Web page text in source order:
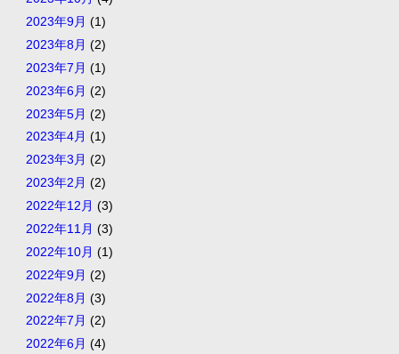
2023年9月 (1)
2023年8月 (2)
2023年7月 (1)
2023年6月 (2)
2023年5月 (2)
2023年4月 (1)
2023年3月 (2)
2023年2月 (2)
2022年12月 (3)
2022年11月 (3)
2022年10月 (1)
2022年9月 (2)
2022年8月 (3)
2022年7月 (2)
2022年6月 (4)